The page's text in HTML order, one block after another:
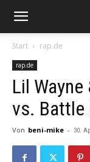
Start rap.de
rap.de
Lil
vs. Battle
Von beni-mike - 30.